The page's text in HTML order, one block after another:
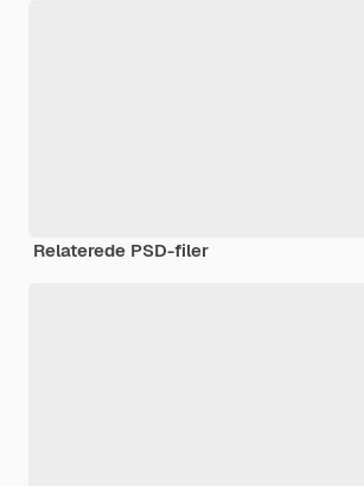
Relaterede PSD-filer